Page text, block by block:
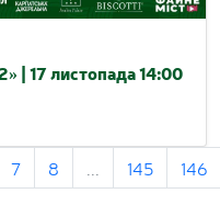
| 17 листопада 14:00
7 8 145 146